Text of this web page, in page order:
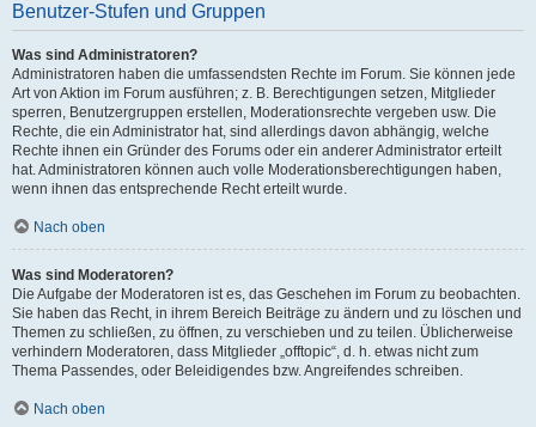
Benutzer-Stufen und Gruppen
Was sind Administratoren?
Administratoren haben die umfassendsten Rechte im Forum. Sie können jede
Art von Aktion im Forum ausführen; z. B. Berechtigungen setzen, Mitglieder
sperren, Benutzergruppen erstellen, Moderationsrechte vergeben usw. Die
Rechte, die ein Administrator hat, sind allerdings davon abhängig, welche
Rechte ihnen ein Gründer des Forums oder ein anderer Administrator erteilt
hat. Administratoren können auch volle Moderationsberechtigungen haben,
wenn ihnen das entsprechende Recht erteilt wurde.
Nach oben
Was sind Moderatoren?
Die Aufgabe der Moderatoren ist es, das Geschehen im Forum zu beobachten.
Sie haben das Recht, in ihrem Bereich Beiträge zu ändern und zu löschen und
Themen zu schließen, zu öffnen, zu verschieben und zu teilen. Üblicherweise
verhindern Moderatoren, dass Mitglieder „offtopic“, d. h. etwas nicht zum
Thema Passendes, oder Beleidigendes bzw. Angreifendes schreiben.
Nach oben